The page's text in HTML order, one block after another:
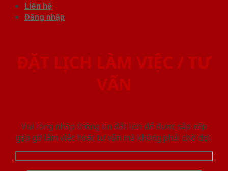
Liên hệ
Đăng nhập
ĐẶT LỊCH LÀM VIỆC / TƯ
VẤN
Vui lòng nhập thông tin đặt lịch để được sắp xếp
gặp gỡ làm việc hoăc tư vấn mà không phải chờ đợi.